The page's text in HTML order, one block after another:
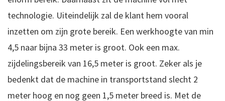
technologie. Uiteindelijk zal de klant hem vooral
inzetten om zijn grote bereik. Een werkhoogte van min
4,5 naar bijna 33 meter is groot. Ook een max.
zijdelingsbereik van 16,5 meter is groot. Zeker als je
bedenkt dat de machine in transportstand slecht 2
meter hoog en nog geen 1,5 meter breed is. Met de